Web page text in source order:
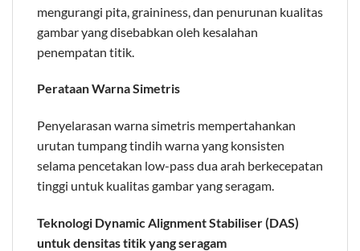
mengurangi pita, graininess, dan penurunan kualitas
gambar yang disebabkan oleh kesalahan
penempatan titik.
Perataan Warna Simetris
Penyelarasan warna simetris mempertahankan
urutan tumpang tindih warna yang konsisten
selama pencetakan low-pass dua arah berkecepatan
tinggi untuk kualitas gambar yang seragam.
Teknologi Dynamic Alignment Stabiliser (DAS)
untuk densitas titik yang seragam